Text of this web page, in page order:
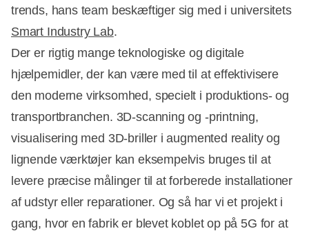
trends, hans team beskæftiger sig med i universitets
Smart Industry Lab.
Der er rigtig mange teknologiske og digitale
hjælpemidler, der kan være med til at effektivisere
den moderne virksomhed, specielt i produktions- og
transportbranchen. 3D-scanning og -printning,
visualisering med 3D-briller i augmented reality og
lignende værktøjer kan eksempelvis bruges til at
levere præcise målinger til at forberede installationer
af udstyr eller reparationer. Og så har vi et projekt i
gang, hvor en fabrik er blevet koblet op på 5G for at